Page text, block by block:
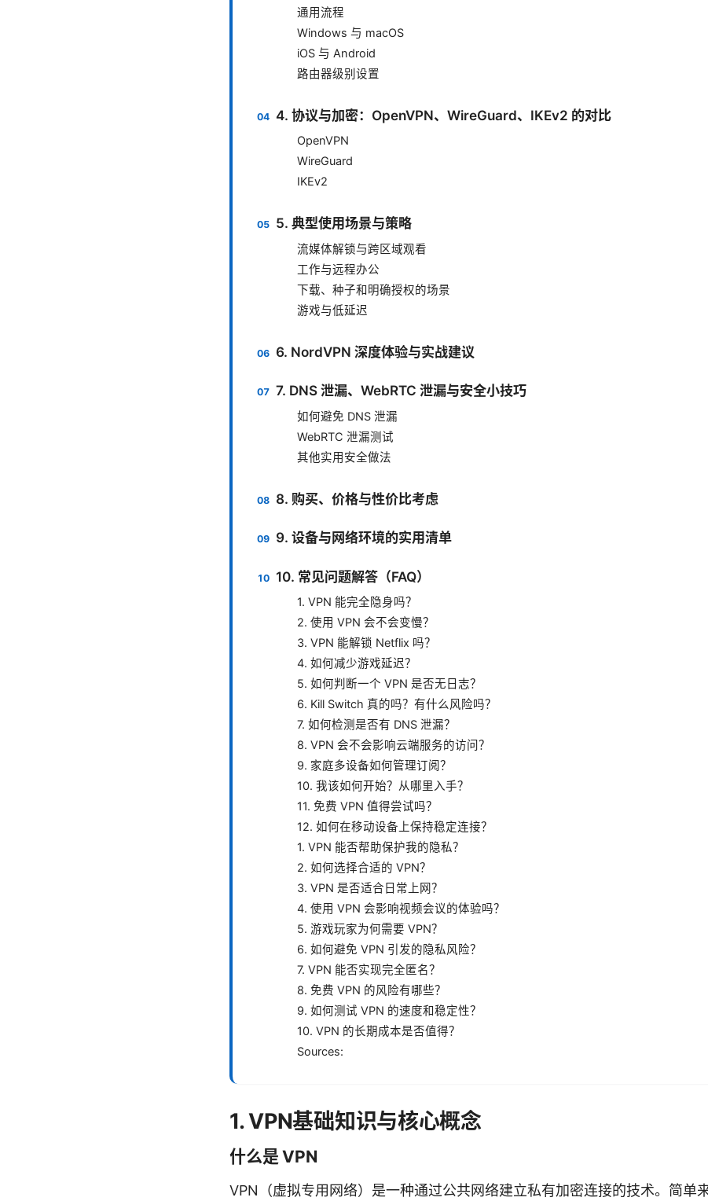
通用流程
Windows 与 macOS
iOS 与 Android
路由器级别设置
4. 协议与加密：OpenVPN、WireGuard、IKEv2 的对比
OpenVPN
WireGuard
IKEv2
5. 典型使用场景与策略
流媒体解锁与跨区域观看
工作与远程办公
下载、种子和明确授权的场景
游戏与低延迟
6. NordVPN 深度体验与实战建议
7. DNS 泄漏、WebRTC 泄漏与安全小技巧
如何避免 DNS 泄漏
WebRTC 泄漏测试
其他实用安全做法
8. 购买、价格与性价比考虑
9. 设备与网络环境的实用清单
10. 常见问题解答（FAQ）
1. VPN 能完全隐身吗？
2. 使用 VPN 会不会变慢？
3. VPN 能解锁 Netflix 吗？
4. 如何减少游戏延迟？
5. 如何判断一个 VPN 是否无日志？
6. Kill Switch 真的吗？有什么风险吗？
7. 如何检测是否有 DNS 泄漏？
8. VPN 会不会影响云端服务的访问？
9. 家庭多设备如何管理订阅？
10. 我该如何开始？从哪里入手？
11. 免费 VPN 值得尝试吗？
12. 如何在移动设备上保持稳定连接？
1. VPN 能否帮助保护我的隐私？
2. 如何选择合适的 VPN？
3. VPN 是否适合日常上网？
4. 使用 VPN 会影响视频会议的体验吗？
5. 游戏玩家为何需要 VPN？
6. 如何避免 VPN 引发的隐私风险？
7. VPN 能否实现完全匿名？
8. 免费 VPN 的风险有哪些？
9. 如何测试 VPN 的速度和稳定性？
10. VPN 的长期成本是否值得？
Sources:
1. VPN基础知识与核心概念
什么是 VPN
VPN（虚拟专用网络）是一种通过公共网络建立私有加密连接的技术。简单